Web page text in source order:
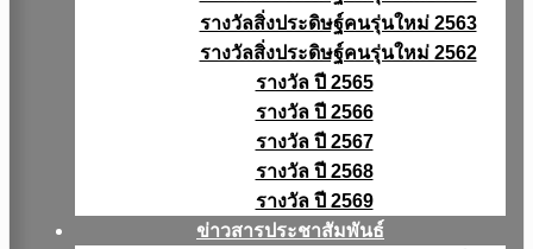
รางวัลสิ่งประดิษฐ์คนรุ่นใหม่ 2563
รางวัลสิ่งประดิษฐ์คนรุ่นใหม่ 2562
รางวัล ปี 2565
รางวัล ปี 2566
รางวัล ปี 2567
รางวัล ปี 2568
รางวัล ปี 2569
ข่าวสารประชาสัมพันธ์